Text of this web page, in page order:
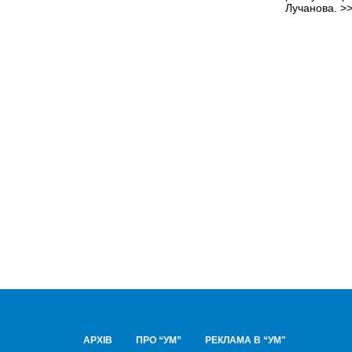
Лучанова. >>
АРХІВ ПРО “УМ” РЕКЛАМА В “УМ"